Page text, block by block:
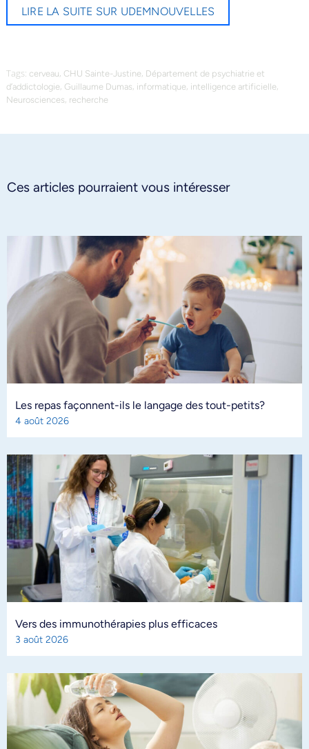
LIRE LA SUITE SUR UDEMNOUVELLES
Tags: cerveau, CHU Sainte-Justine, Département de psychiatrie et
d’addictologie, Guillaume Dumas, informatique, intelligence artificielle,
Neurosciences, recherche
Ces articles pourraient vous intéresser
Les repas façonnent-ils le langage des tout-petits?
4 août 2026
Vers des immunothérapies plus efficaces
3 août 2026